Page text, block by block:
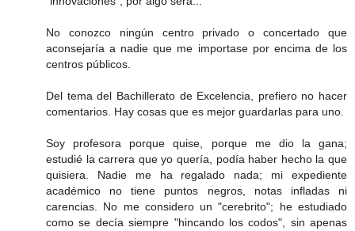
No conozco ningún centro privado o concertado que
aconsejaría a nadie que me importase por encima de los
centros públicos.
Del tema del Bachillerato de Excelencia, prefiero no hacer
comentarios. Hay cosas que es mejor guardarlas para uno.
Soy profesora porque quise, porque me dio la gana;
estudié la carrera que yo quería, podía haber hecho la que
quisiera. Nadie me ha regalado nada; mi expediente
académico no tiene puntos negros, notas infladas ni
carencias. No me considero un "cerebrito"; he estudiado
como se decía siempre "hincando los codos", sin apenas